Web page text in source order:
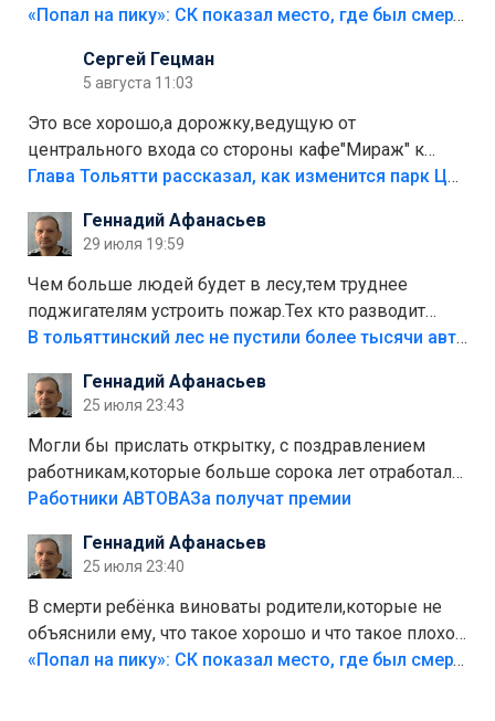
«Попал на пику»: СК показал место, где был смертельно травмирован ребенок в Тольятти
Сергей Гецман
5 августа 11:03
Это все хорошо,а дорожку,ведущую от
центрального входа со стороны кафе"Мираж" к
аттракционам слабо доделать?А то бордюры
лежала в парке и испортилась.Да еще,видимо,часть
украли.
Глава Тольятти рассказал, как изменится парк Центрального района
Геннадий Афанасьев
29 июля 19:59
Чем больше людей будет в лесу,тем труднее
поджигателям устроить пожар.Тех кто разводит
костры,тех надо безбожно штрафовать.Камер полно
Штрафы мизерные.
В тольяттинский лес не пустили более тысячи автомобилей
Геннадий Афанасьев
25 июля 23:43
Могли бы прислать открытку, с поздравлением
работникам,которые больше сорока лет отработали
на предприятии.
Работники АВТОВАЗа получат премии
Геннадий Афанасьев
25 июля 23:40
В смерти ребёнка виноваты родители,которые не
объяснили ему, что такое хорошо и что такое плохо!
Лезть через такой забор,верх безумия,есть же
«Попал на пику»: СК показал место, где был смертельно травмирован ребенок в Тольятти